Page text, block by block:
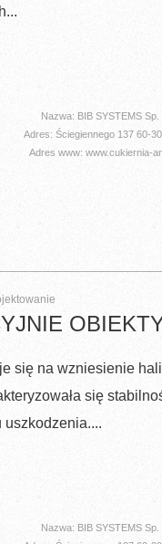
Nazwa: BIB SYSTEMS Sp.
Adres: Ściegiennego 137 60-
Adres www: www.cukiernia-
się na wzniesienie
się
uszkodzenia....
Nazwa: BIB SYSTEMS Sp.